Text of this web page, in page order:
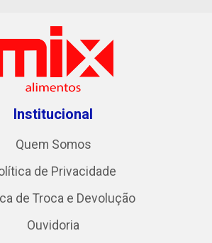
Institucional
Quem Somos
de Privacidade
de Troca e Devolução
Ouvidoria